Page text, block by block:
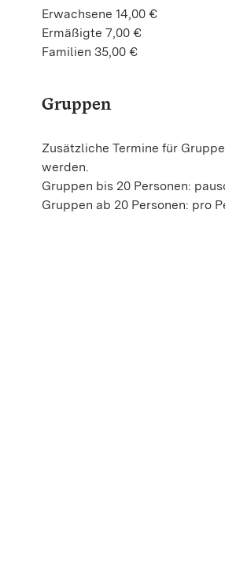
Erwachsene 14,00 €
Ermäßigte 7,00 €
Familien 35,00 €
Gruppen
Zusätzliche Termine für
werden.
Gruppen bis 20 Personen:
Gruppen ab 20 Personen: pro